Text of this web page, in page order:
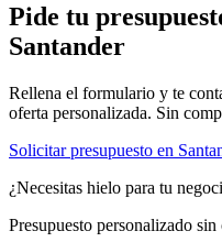
Pide tu
Santander
Rellena el formulario y te
oferta personalizada. Sin
Solicitar presupuesto en
¿Necesitas hielo para tu
Presupuesto personalizado